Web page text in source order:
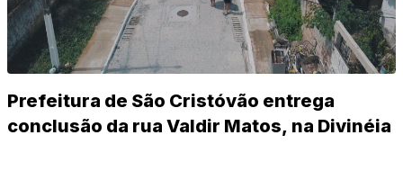
Prefeitura de São Cristóvão entrega
conclusão da rua Valdir Matos, na Divinéia